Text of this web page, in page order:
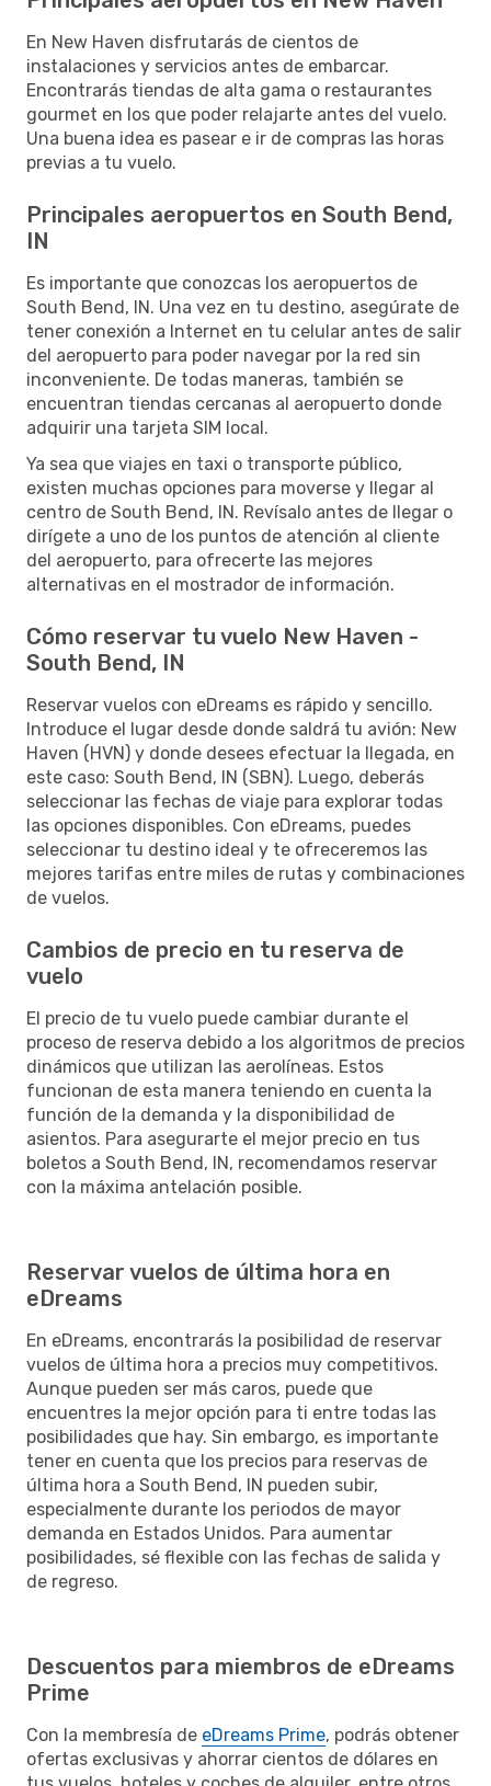
En New Haven disfrutarás de cientos de
instalaciones y servicios antes de embarcar.
Encontrarás tiendas de alta gama o restaurantes
gourmet en los que poder relajarte antes del vuelo.
Una buena idea es pasear e ir de compras las horas
previas a tu vuelo.
Principales aeropuertos en South Bend,
IN
Es importante que conozcas los aeropuertos de
South Bend, IN. Una vez en tu destino, asegúrate de
tener conexión a Internet en tu celular antes de salir
del aeropuerto para poder navegar por la red sin
inconveniente. De todas maneras, también se
encuentran tiendas cercanas al aeropuerto donde
adquirir una tarjeta SIM local.
Ya sea que viajes en taxi o transporte público,
existen muchas opciones para moverse y llegar al
centro de South Bend, IN. Revísalo antes de llegar o
dirígete a uno de los puntos de atención al cliente
del aeropuerto, para ofrecerte las mejores
alternativas en el mostrador de información.
Cómo reservar tu vuelo New Haven -
South Bend, IN
Reservar vuelos con eDreams es rápido y sencillo.
Introduce el lugar desde donde saldrá tu avión: New
Haven (HVN) y donde desees efectuar la llegada, en
este caso: South Bend, IN (SBN). Luego, deberás
seleccionar las fechas de viaje para explorar todas
las opciones disponibles. Con eDreams, puedes
seleccionar tu destino ideal y te ofreceremos las
mejores tarifas entre miles de rutas y combinaciones
de vuelos.
Cambios de precio en tu reserva de
vuelo
El precio de tu vuelo puede cambiar durante el
proceso de reserva debido a los algoritmos de precios
dinámicos que utilizan las aerolíneas. Estos
funcionan de esta manera teniendo en cuenta la
función de la demanda y la disponibilidad de
asientos. Para asegurarte el mejor precio en tus
boletos a South Bend, IN, recomendamos reservar
con la máxima antelación posible.
Reservar vuelos de última hora en
eDreams
En eDreams, encontrarás la posibilidad de reservar
vuelos de última hora a precios muy competitivos.
Aunque pueden ser más caros, puede que
encuentres la mejor opción para ti entre todas las
posibilidades que hay. Sin embargo, es importante
tener en cuenta que los precios para reservas de
última hora a South Bend, IN pueden subir,
especialmente durante los periodos de mayor
demanda en Estados Unidos. Para aumentar
posibilidades, sé flexible con las fechas de salida y
de regreso.
Descuentos para miembros de eDreams
Prime
Con la membresía de eDreams Prime, podrás obtener
ofertas exclusivas y ahorrar cientos de dólares en